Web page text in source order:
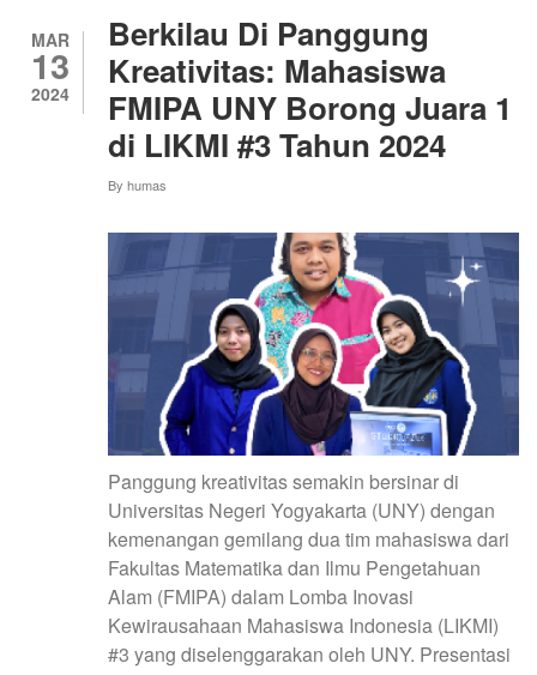
ILHAM
ALFRIZAL
AKBAR
BERPRESTASI
MERAIH
SUKSES
DI
MAR
13
2024
Berkilau Di Panggung
Kreativitas: Mahasiswa
FMIPA UNY Borong Juara 1
di LIKMI #3 Tahun 2024
By humas
Panggung kreativitas semakin bersinar di
Universitas Negeri Yogyakarta (UNY) dengan
kemenangan gemilang dua tim mahasiswa dari
Fakultas Matematika dan Ilmu Pengetahuan
Alam (FMIPA) dalam Lomba Inovasi
Kewirausahaan Mahasiswa Indonesia (LIKMI)
#3 yang diselenggarakan oleh UNY. Presentasi